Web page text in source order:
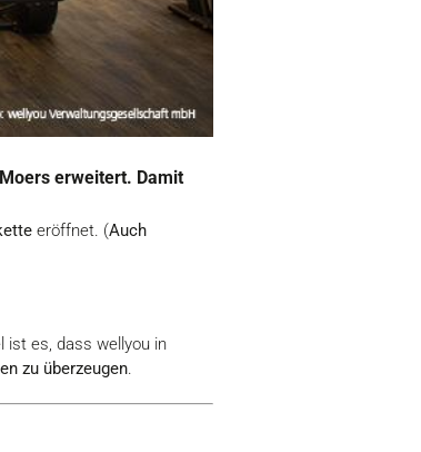
erweitert. Damit
eröffnet. (Auch
ist es, dass wellyou in
zu überzeugen.